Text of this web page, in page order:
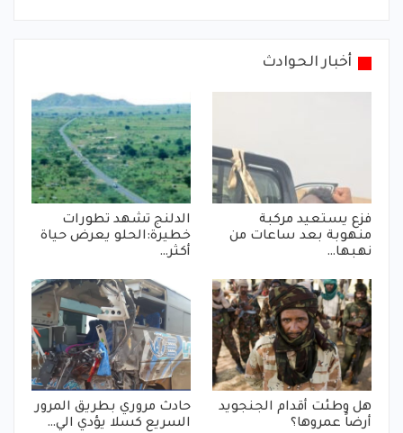
أخبار الحوادث
فزع يستعيد مركبة
منهوبة بعد ساعات من
نهبها…
الدلنج تشهد تطورات
خطيرة:الحلو يعرض حياة
أكثر…
هل وطئت أقدام الجنجويد
أرضاً عمروها؟
حادث مروري بطريق المرور
السريع كسلا يؤدي الي…